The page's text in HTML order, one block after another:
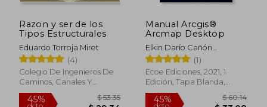
45%
dcto. $ 109.03
45%
dcto.
Razon y ser de los
Tipos Estructurales
Eduardo Torroja Miret
(4)
Colegio De Ingenieros De
Caminos, Canales Y
Puertos, 2008, Tapa
Blanda, Nuevo
Manual Arcgis®
Arcmap Desktop
Elkin Darío Cañón
Buitrago; Sergio Miguel
González Palacios | Wilson
Ernesto Vargas
(1)
Ecoe Ediciones, 2021, 1
Edición, Tapa Blanda,
Nuevo